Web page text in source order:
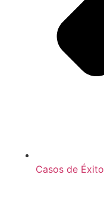
Casos de Éxito